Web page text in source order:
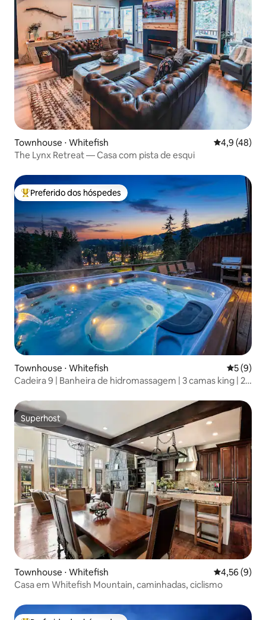
Townhouse ⋅ Whitefish 4,9 de uma
4,9 (48)
The Lynx Retreat — Casa com pista de esqui
Entre os melhores preferidos dos hóspedes
Preferido dos hóspedes
Townhouse ⋅ Whitefish 5 de
5 (9)
Cadeira 9 | Banheira de hidromassagem | 3 camas king | 2
Superhost
Superhost
Townhouse ⋅ Whitefish 4,56 de uma
4,56 (9)
Casa em Whitefish Mountain, caminhadas, ciclismo